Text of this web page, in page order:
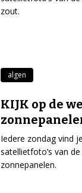
zout.
algen
KIJK op de
Iedere zondag vind
satellietfoto’s van
zonnepanelen.